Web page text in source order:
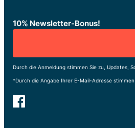
10% Newsletter-Bonus!
Durch die Anmeldung stimmen Sie zu, Updates,
*Durch die Angabe Ihrer E-Mail-Adresse